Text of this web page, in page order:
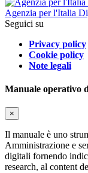
Agenzia per l'Italia
Seguici su
Privacy policy
Cookie policy
Note legali
Manuale operativo
×
Il manuale è uno
Amministrazione e
digitali fornendo
research, al content